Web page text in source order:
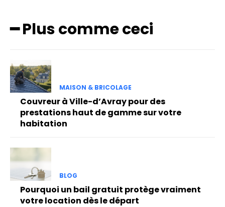
━ Plus comme ceci
MAISON & BRICOLAGE
Couvreur à Ville-d’Avray pour des
prestations haut de gamme sur votre
habitation
BLOG
Pourquoi un bail gratuit protège vraiment
votre location dès le départ